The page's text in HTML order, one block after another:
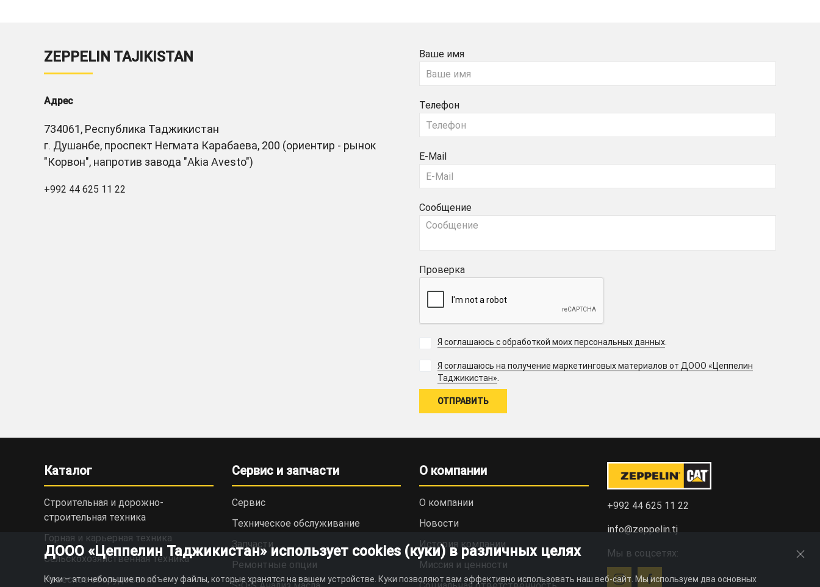
ZEPPELIN TAJIKISTAN
Адрес
734061, Республика Таджикистан
г. Душанбе, проспект Негмата Карабаева, 200 (ориентир - рынок
"Корвон", напротив завода "Akia Avesto")
+992 44 625 11 22
Ваше имя
Телефон
E-Mail
Сообщение
Проверка
Я соглашаюсь с обработкой моих персональных данных
Я соглашаюсь на получение маркетинговых материалов от ДООО «Цеппелин
Таджикистан».
Каталог
Строительная и дорожно-
cтроительная техника
Горная и карьерная техника
Сельскохозяйственная техника
Навесное оборудование
Сервис и запчасти
Сервис
Техническое обслуживание
Запчасти
Ремонтные опции
О компании
О компании
Новости
История компании
Миссия и ценности
+992 44 625 11 22
info@zeppelin.tj
Мы в соцсетях:
ДООО «Цеппелин Таджикистан» использует cookies (куки) в различных целях
Куки – это небольшие по объему файлы, которые хранятся на вашем устройстве. Куки позволяют вам эффективно использовать наш веб-сайт. Мы используем два основных